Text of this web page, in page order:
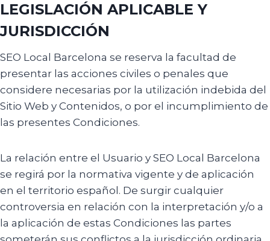
LEGISLACIÓN APLICABLE Y
JURISDICCIÓN
SEO Local Barcelona se reserva la facultad de
presentar las acciones civiles o penales que
considere necesarias por la utilización indebida del
Sitio Web y Contenidos, o por el incumplimiento de
las presentes Condiciones.
La relación entre el Usuario y SEO Local Barcelona
se regirá por la normativa vigente y de aplicación
en el territorio español. De surgir cualquier
controversia en relación con la interpretación y/o a
la aplicación de estas Condiciones las partes